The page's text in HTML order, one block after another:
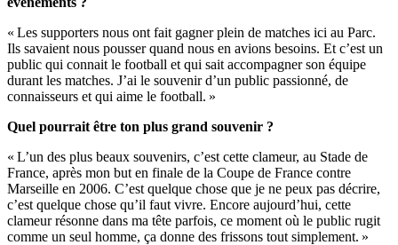
« Les supporters nous ont fait gagner plein de matches ici au Parc.
Ils savaient nous pousser quand nous en avions besoins. Et c’est un
public qui connait le football et qui sait accompagner son équipe
durant les matches. J’ai le souvenir d’un public passionné, de
connaisseurs et qui aime le football. »
Quel pourrait être ton plus grand souvenir ?
« L’un des plus beaux souvenirs, c’est cette clameur, au Stade de
France, après mon but en finale de la Coupe de France contre
Marseille en 2006. C’est quelque chose que je ne peux pas décrire,
c’est quelque chose qu’il faut vivre. Encore aujourd’hui, cette
clameur résonne dans ma tête parfois, ce moment où le public rugit
comme un seul homme, ça donne des frissons tout simplement. »